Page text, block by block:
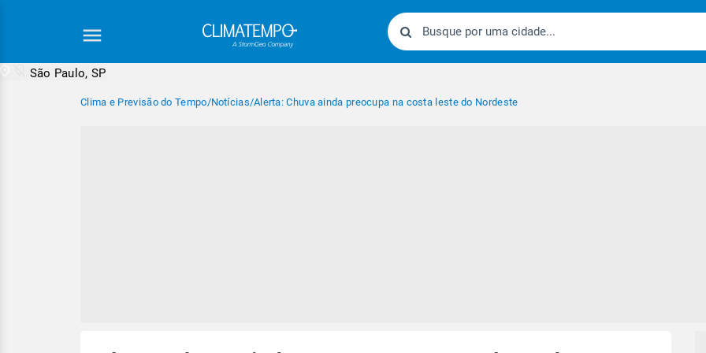
São Paulo, SP
Clima e Previsão do Tempo/Notícias/Alerta: Chuva ainda preocupa na costa leste do Nordeste